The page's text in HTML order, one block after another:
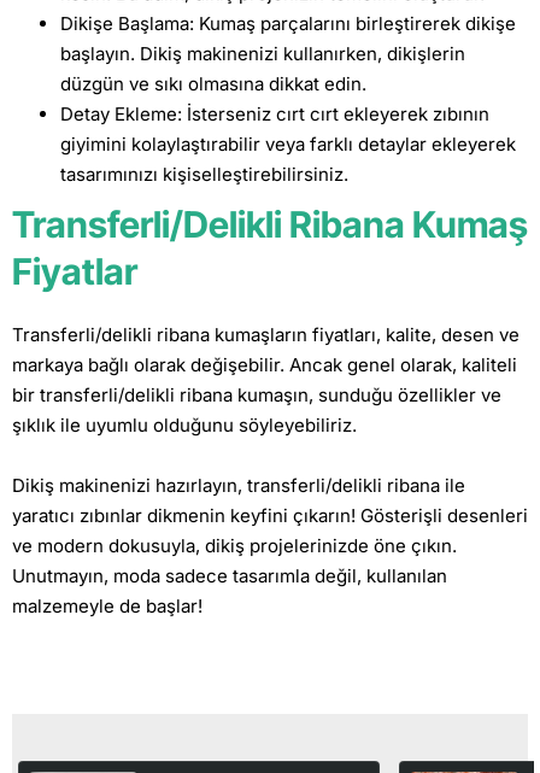
Dikişe Başlama: Kumaş parçalarını birleştirerek dikişe
başlayın. Dikiş makinenizi kullanırken, dikişlerin
düzgün ve sıkı olmasına dikkat edin.
Detay Ekleme: İsterseniz cırt cırt ekleyerek zıbının
giyimini kolaylaştırabilir veya farklı detaylar ekleyerek
tasarımınızı kişiselleştirebilirsiniz.
Transferli/Delikli Ribana Kumaş
Fiyatlar
Transferli/delikli ribana kumaşların fiyatları, kalite, desen ve
markaya bağlı olarak değişebilir. Ancak genel olarak, kaliteli
bir transferli/delikli ribana kumaşın, sunduğu özellikler ve
şıklık ile uyumlu olduğunu söyleyebiliriz.
Dikiş makinenizi hazırlayın, transferli/delikli ribana ile
yaratıcı zıbınlar dikmenin keyfini çıkarın! Gösterişli desenleri
ve modern dokusuyla, dikiş projelerinizde öne çıkın.
Unutmayın, moda sadece tasarımla değil, kullanılan
malzemeyle de başlar!